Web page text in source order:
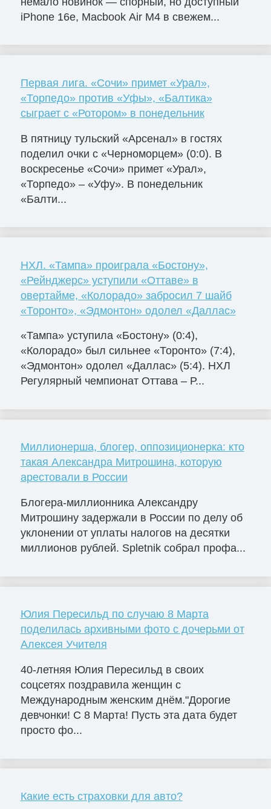
iPhone 16e, Macbook Air M4 в свежем...
Первая лига. «Сочи» примет «Урал»,
«Торпедо» против «Уфы», «Балтика»
сыграет с «Ротором» в понедельник
В пятницу тульский «Арсенал» в гостях
поделил очки с «Черноморцем» (0:0). В
воскресенье «Сочи» примет «Урал»,
«Торпедо» – «Уфу». В понедельник
«Балти...
НХЛ. «Тампа» проиграла «Бостону»,
«Рейнджерс» уступили «Оттаве» в
овертайме, «Колорадо» забросил 7 шайб
«Торонто», «Эдмонтон» одолел «Даллас»
«Тампа» уступила «Бостону» (0:4),
«Колорадо» был сильнее «Торонто» (7:4),
«Эдмонтон» одолел «Даллас» (5:4). НХЛ
Регулярный чемпионат Оттава – Р...
Миллионерша, блогер, оппозиционерка: кто
такая Александра Митрошина, которую
арестовали в России
Блогера-миллионника Александру
Митрошину задержали в России по делу об
уклонении от уплаты налогов на десятки
миллионов рублей. Spletnik собрал профа...
Юлия Пересильд по случаю 8 Марта
поделилась архивными фото с дочерьми от
Алексея Учителя
40-летняя Юлия Пересильд в своих
соцсетях поздравила женщин с
Международным женским днём."Дорогие
девчонки! С 8 Марта! Пусть эта дата будет
просто фо...
Какие есть страховки для авто?